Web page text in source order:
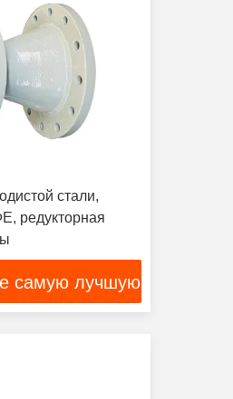
стали,
редукторная
самую лучшую